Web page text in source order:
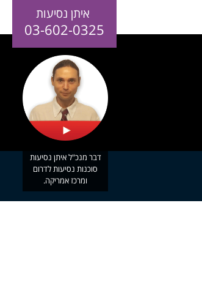
דבר מנכ"ל איתן נסיעות
סוכנות נסיעות לדרום
ומרכז אמריקה.
איתן נסיעות
03-602-0325